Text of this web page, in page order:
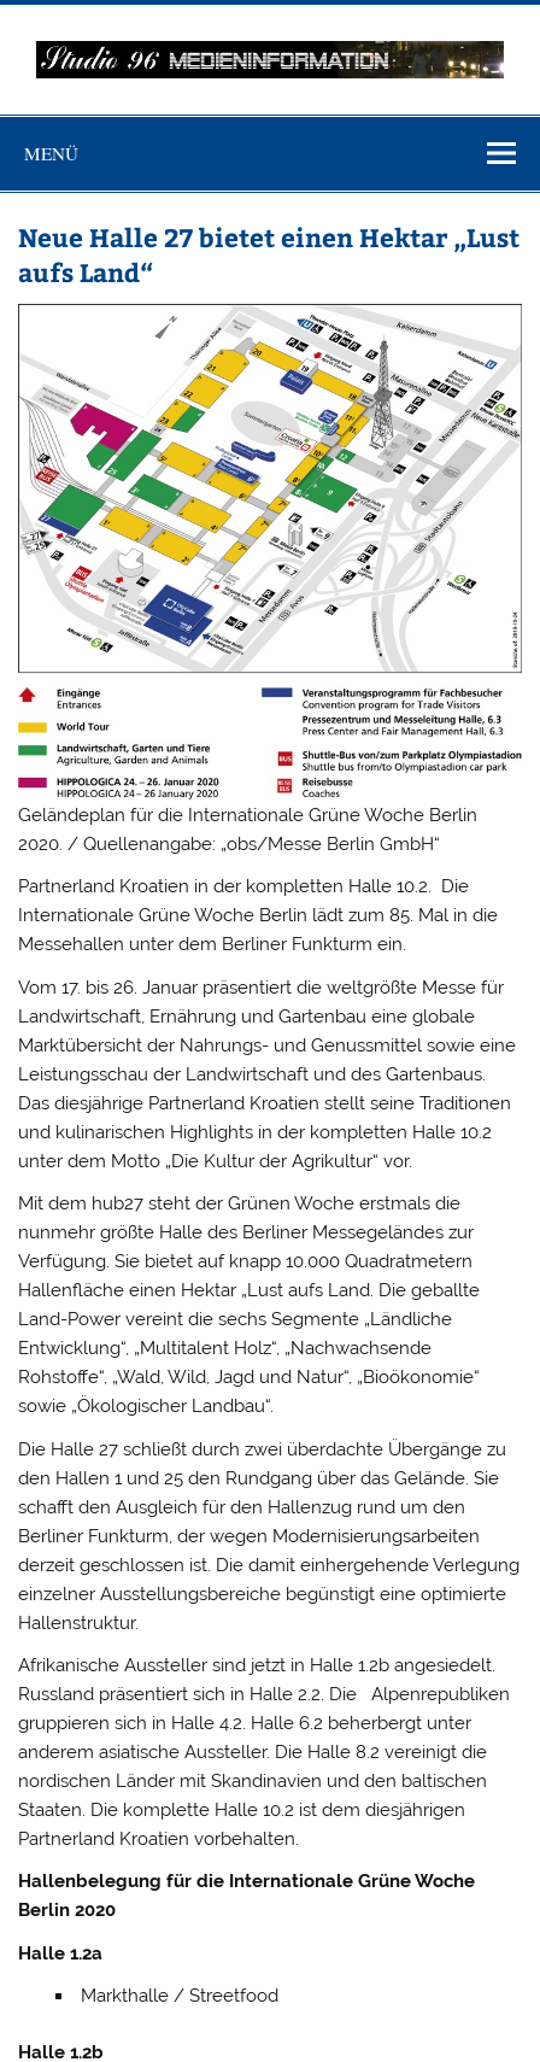
Zum
springen
MEDIENINFO-
BERLIN
MENÜ
Neue Halle 27 bietet einen Hektar „Lust
aufs Land“
Geländeplan für die Internationale Grüne Woche Berlin
2020. / Quellenangabe: „obs/Messe Berlin GmbH“
Partnerland Kroatien in der kompletten Halle 10.2. Die
Internationale Grüne Woche Berlin lädt zum 85. Mal in die
Messehallen unter dem Berliner Funkturm ein.
Vom 17. bis 26. Januar präsentiert die weltgrößte Messe für
Landwirtschaft, Ernährung und Gartenbau eine globale
Marktübersicht der Nahrungs- und Genussmittel sowie eine
Leistungsschau der Landwirtschaft und des Gartenbaus.
Das diesjährige Partnerland Kroatien stellt seine Traditionen
und kulinarischen Highlights in der kompletten Halle 10.2
unter dem Motto „Die Kultur der Agrikultur“ vor.
Mit dem hub27 steht der Grünen Woche erstmals die
nunmehr größte Halle des Berliner Messegeländes zur
Verfügung. Sie bietet auf knapp 10.000 Quadratmetern
Hallenfläche einen Hektar „Lust aufs Land. Die geballte
Land-Power vereint die sechs Segmente „Ländliche
Entwicklung“, „Multitalent Holz“, „Nachwachsende
Rohstoffe“, „Wald, Wild, Jagd und Natur“, „Bioökonomie“
sowie „Ökologischer Landbau“.
Die Halle 27 schließt durch zwei überdachte Übergänge zu
den Hallen 1 und 25 den Rundgang über das Gelände. Sie
schafft den Ausgleich für den Hallenzug rund um den
Berliner Funkturm, der wegen Modernisierungsarbeiten
derzeit geschlossen ist. Die damit einhergehende Verlegung
einzelner Ausstellungsbereiche begünstigt eine optimierte
Hallenstruktur.
Afrikanische Aussteller sind jetzt in Halle 1.2b angesiedelt.
Russland präsentiert sich in Halle 2.2. Die Alpenrepubliken
gruppieren sich in Halle 4.2. Halle 6.2 beherbergt unter
anderem asiatische Aussteller. Die Halle 8.2 vereinigt die
nordischen Länder mit Skandinavien und den baltischen
Staaten. Die komplette Halle 10.2 ist dem diesjährigen
Partnerland Kroatien vorbehalten.
Hallenbelegung für die Internationale Grüne Woche
Berlin 2020
Halle 1.2a
Markthalle / Streetfood
Halle 1.2b